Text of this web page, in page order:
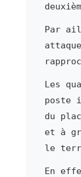
Par
Les
poste
du
et à
le
En